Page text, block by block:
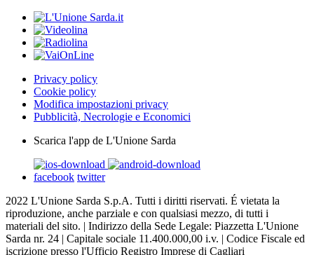
Privacy policy
Cookie policy
Modifica impostazioni privacy
Pubblicità, Necrologie e Economici
Scarica l'app de L'Unione Sarda
facebook twitter
2022 L'Unione Sarda S.p.A. Tutti i diritti riservati. É vietata la
riproduzione, anche parziale e con qualsiasi mezzo, di tutti i
materiali del sito. | Indirizzo della Sede Legale: Piazzetta L'Unione
Sarda nr. 24 | Capitale sociale 11.400.000,00 i.v. | Codice Fiscale ed
iscrizione presso l'Ufficio Registro Imprese di Cagliari